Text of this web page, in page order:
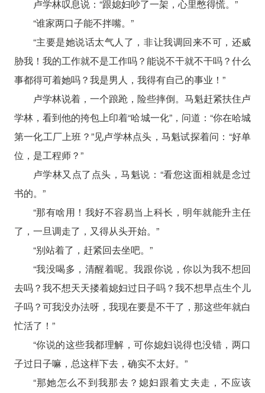
卢学林叹息说：“跟媳妇吵了一架，心里憋得慌。”
“谁家两口子能不拌嘴。”
“主要是她说话太气人了，非让我调回来不可，还威
胁我！我的工作就不是工作吗？能说不干就不干吗？什么
事都得可着她吗？我是男人，我得有自己的事业！”
卢学林说着，一个踉跄，险些摔倒。马魁赶紧扶住卢
学林，看到他的挎包上印着“哈城一化”，问道：“你在哈城
第一化工厂上班？”见卢学林点头，马魁试探着问：“好单
位，是工程师？”
卢学林又点了点头，马魁说：“看您这面相就是念过
书的。”
“那有啥用！我好不容易当上科长，明年就能升主任
了，一旦调走了，又得从头开始。”
“别站着了，赶紧回去坐吧。”
“我没喝多，清醒着呢。我跟你说，你以为我不想回
去吗？我不想天天搂着媳妇过日子吗？我不想早点生个儿
子吗？可我没办法呀，我现在要是不干了，那这些年就白
忙活了！”
“你说的这些我都理解，可你媳妇说得也没错，两口
子过日子嘛，总这样下去，确实不太好。”
“那她怎么不到我那去？媳妇跟着丈夫走，不应该